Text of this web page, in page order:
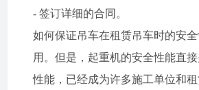
- 签订详细的合同。
如何保证吊车在租赁吊车时的安
用。但是，起重机的安全性能直
性能，已经成为许多施工单位和